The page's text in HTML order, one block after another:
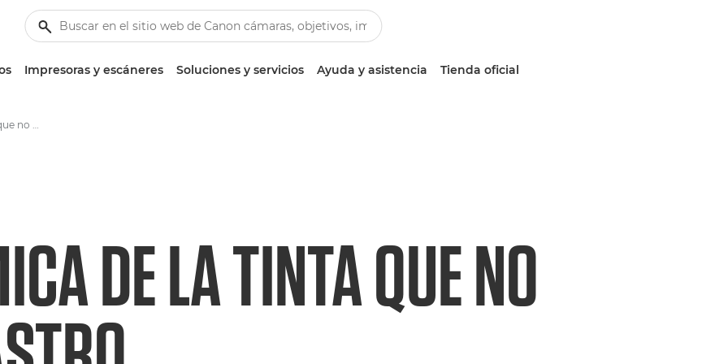
Impresoras y escáneres Soluciones y servicios Ayuda y asistencia Tienda oficial
La química de la tinta que no deja rastro
DE LA TINTA QUE NO